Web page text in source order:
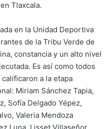
Tlaxcala.
en la Unidad Deportiva
de la Tribu Verde de
constancia y un alto nivel
Es así como todos
a la etapa
Miriam Sánchez Tapia,
Sofía Delgado Yépez,
Valeria Mendoza